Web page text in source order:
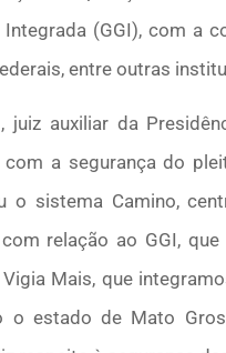
(GGI), com a
entre outras
juiz auxiliar da
a segurança do
o sistema Camino,
relação ao GGI,
Mais, que
o estado de Mato